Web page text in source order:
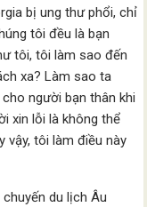
bị ung thư phổi, chỉ
tôi đều là bạn
tôi, tôi làm sao đến
xa? Làm sao ta
người bạn thân khi
xin lỗi là không thể
vậy, tôi làm điều này
du lịch Âu